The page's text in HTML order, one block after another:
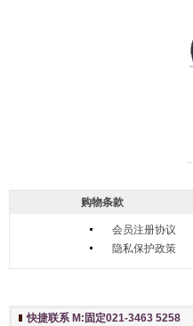
购物条款
会员注册协议
隐私保护政策
快捷联系 M:固定021-3463 5258